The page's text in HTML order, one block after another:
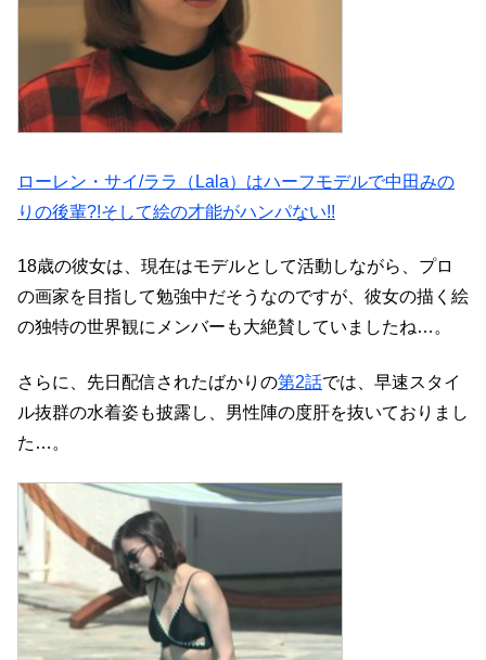
ローレン・サイ/ララ（Lala）はハーフモデルで中田みの
りの後輩?!そして絵の才能がハンパない!!
18歳の彼女は、現在はモデルとして活動しながら、プロ
の画家を目指して勉強中だそうなのですが、彼女の描く絵
の独特の世界観にメンバーも大絶賛していましたね…。
さらに、先日配信されたばかりの第2話では、早速スタイ
ル抜群の水着姿も披露し、男性陣の度肝を抜いておりまし
た…。